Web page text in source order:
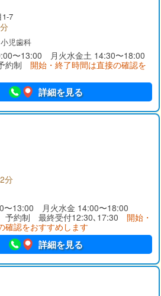
1-7
児歯科
〜13:00 月火水金土 14:30〜18:00
約制 開始・終了時間は直接の確認を
詳細を見る
分
〜13:00 月火水金 14:00〜18:00
予約制 最終受付12:30､17:30 開始・
確認をおすすめします
詳細を見る